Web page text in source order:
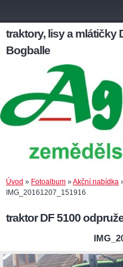
traktory, lisy a mlátičky
Bogballe
Úvod » Fotoalbum »Akční nabídka
IMG_20161207_151916
traktor DF 5100